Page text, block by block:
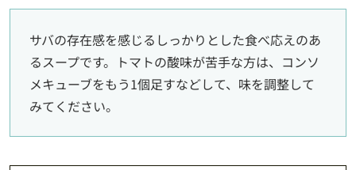
サバの存在感を感じるしっかりとした食べ応えのあ
るスープです。トマトの酸味が苦手な方は、コンソ
メキューブをもう1個足すなどして、味を調整して
みてください。